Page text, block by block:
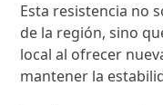
Esta resistencia no
de la región, sino
local al ofrecer
mantener la